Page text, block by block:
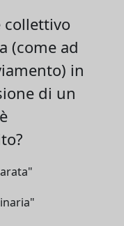
collettivo
(come ad
in
di un